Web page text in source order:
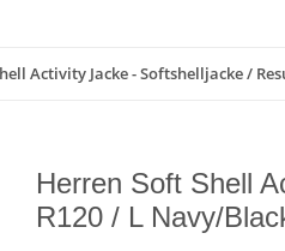
Activity Jacke - Softshelljacke /
Herren Soft Shell
R120 / L Navy/